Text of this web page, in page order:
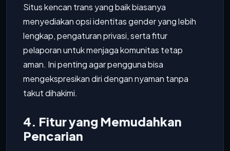
Situs kencan trans yang baik biasanya
menyediakan opsi identitas gender yang lebih
lengkap, pengaturan privasi, serta fitur
pelaporan untuk menjaga komunitas tetap
aman. Ini penting agar pengguna bisa
mengekspresikan diri dengan nyaman tanpa
takut dihakimi.
4. Fitur yang Memudahkan
Pencarian